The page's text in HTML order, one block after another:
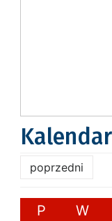
poprzedni
P W